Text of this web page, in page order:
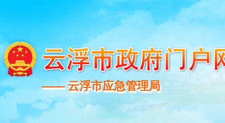
—— 云浮市应急管理局
—— 云浮市应急管理局